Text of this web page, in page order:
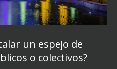
un espejo de
o colectivos?